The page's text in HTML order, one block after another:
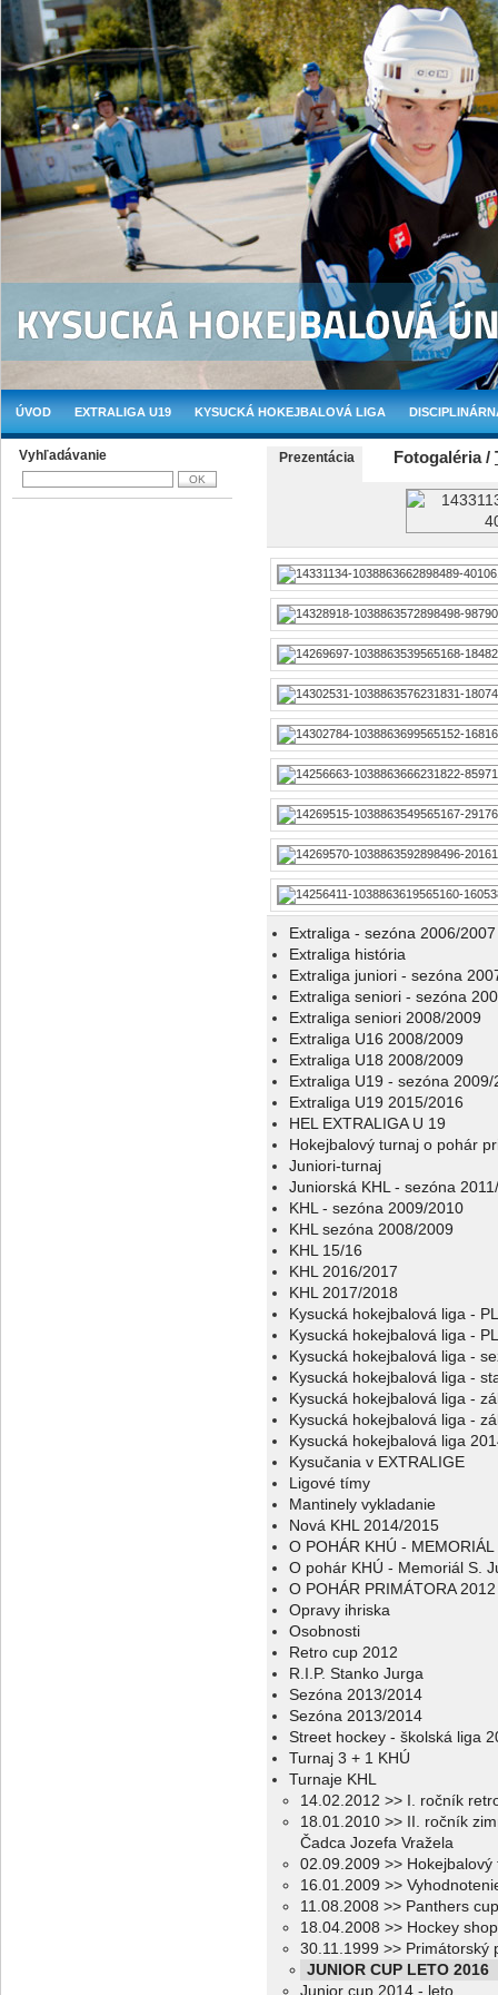
ÚVOD EXTRALIGA U19 KYSUCKÁ HOKEJBALOVÁ LIGA
Vyhľadávanie Prezentácia Fotogaléria /
Extraliga - sezóna 2006/2007
Extraliga história
Extraliga juniori - sezóna
Extraliga seniori - sezóna
Extraliga seniori 2008/2009
Extraliga U16 2008/2009
Extraliga U18 2008/2009
Extraliga U19 - sezóna 2009/
Extraliga U19 2015/2016
HEL EXTRALIGA U 19
Hokejbalový turnaj o pohár
Juniori-turnaj
Juniorská KHL - sezóna
KHL - sezóna 2009/2010
KHL sezóna 2008/2009
KHL 15/16
KHL 2016/2017
KHL 2017/2018
Kysucká hokejbalová liga -
Kysucká hokejbalová liga -
Kysucká hokejbalová liga -
Kysucká hokejbalová liga -
Kysucká hokejbalová liga -
Kysucká hokejbalová liga -
Kysucká hokejbalová liga
Kysučania v EXTRALIGE
Ligové tímy
Mantinely vykladanie
Nová KHL 2014/2015
O POHÁR KHÚ - MEMORIÁL
O pohár KHÚ - Memoriál S.
O POHÁR PRIMÁTORA 2012
Opravy ihriska
Osobnosti
Retro cup 2012
R.I.P. Stanko Jurga
Sezóna 2013/2014
Sezóna 2013/2014
Street hockey - školská liga
Turnaj 3 + 1 KHÚ
Turnaje KHL
14.02.2012 >> I. ročník
18.01.2010 >> II. ročník
Čadca Jozefa Vražela
02.09.2009 >>
16.01.2009 >>
11.08.2008 >> Panthers
18.04.2008 >> Hockey
30.11.1999 >> Primátorský
JUNIOR CUP LETO 2016
Junior cup 2014 - leto